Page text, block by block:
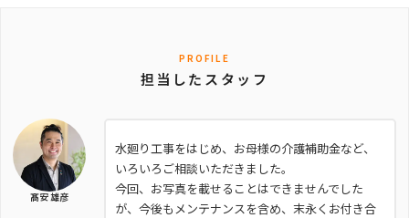
PROFILE
担当したスタッフ
髙安 雄彦
水廻り工事をはじめ、お母様の介護補助金など、
いろいろご相談いただきました。
今回、お写真を載せることはできませんでした
が、今後もメンテナンスを含め、末永くお付き合